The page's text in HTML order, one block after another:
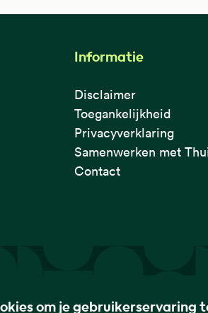
om je gebruikerservaring
Informatie
Disclaimer
Toegankelijkheid
Privacyverklaring
Samenwerken met
Contact